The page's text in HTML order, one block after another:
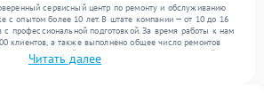
сервисный центр по ремонту и обслуживанию
с опытом более 10 лет. В штате компании — от 10 до 16
с профессиональной подготовкой. За время работы к нам
клиентов, а также выполнено общее число ремонтов
в сервисный центр поступает более 300 устройств,
за задачи любой сложности и гарантируем высокое
Читать далее